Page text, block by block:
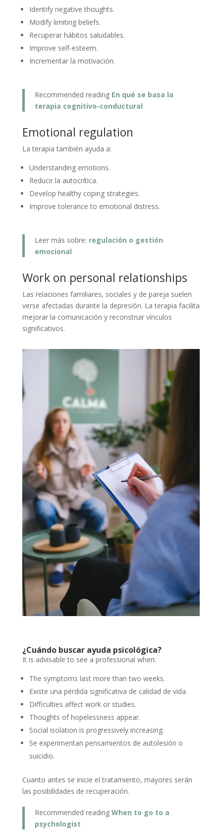
Identify negative thoughts.
Modify limiting beliefs.
Recuperar hábitos saludables.
Improve self-esteem.
Incrementar la motivación.
Recommended reading En qué se basa la
terapia cognitivo-conductural
Emotional regulation
La terapia también ayuda a:
Understanding emotions.
Reducir la autocrítica.
Develop healthy coping strategies.
Improve tolerance to emotional distress.
Leer más sobre: regulación o gestión
emocional
Work on personal relationships
Las relaciones familiares, sociales y de pareja suelen
verse afectadas durante la depresión. La terapia facilita
mejorar la comunicación y reconstruir vínculos
significativos.
¿Cuándo buscar ayuda psicológica?
It is advisable to see a professional when:
The symptoms last more than two weeks.
Existe una pérdida significativa de calidad de vida.
Difficulties affect work or studies.
Thoughts of hopelessness appear.
Social isolation is progressively increasing.
Se experimentan pensamientos de autolesión o
suicidio.
Cuanto antes se inicie el tratamiento, mayores serán
las posibilidades de recuperación.
Recommended reading When to go to a
psychologist